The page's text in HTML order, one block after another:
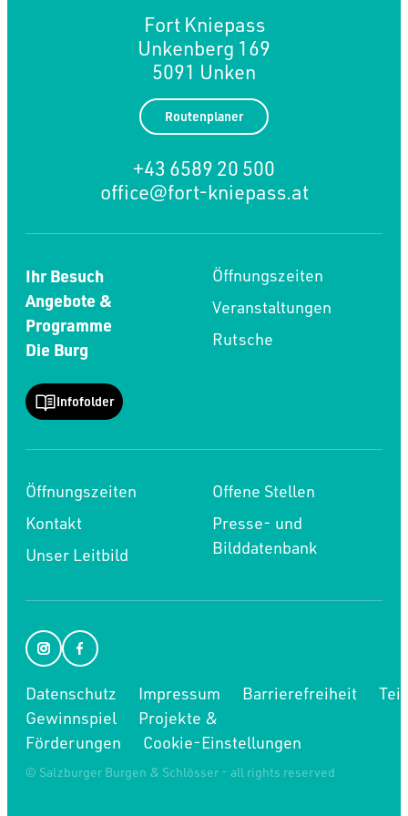
----
--
Fort Kniepass
Unkenberg 169
5091 Unken
Routenplaner
+43 6589 20 500
office@fort-kniepass.at
Ihr Besuch
Angebote &
Programme
Die Burg
Infofolder
Öffnungszeiten
Veranstaltungen
Rutsche
Öffnungszeiten
Kontakt
Unser Leitbild
Offene Stellen
Presse- und
Bilddatenbank
Datenschutz Impressum Barrierefreiheit
Gewinnspiel
Projekte &
Förderungen
Cookie-Einstellungen
© Salzburger Burgen & Schlösser - all rights reserved